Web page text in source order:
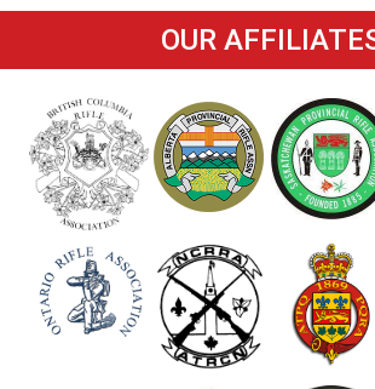
OUR